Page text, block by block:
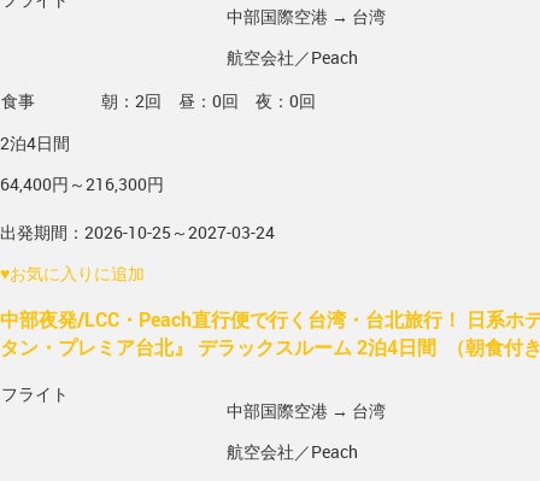
中部国際空港 → 台湾
航空会社／Peach
食事
朝：2回 昼：0回 夜：0回
2泊4日間
64,400円～216,300円
出発期間：2026-10-25～2027-03-24
♥お気に入りに追加
中部夜発/LCC・Peach直行便で行く台湾・台北旅行！ 日系ホ
タン・プレミア台北』 デラックスルーム 2泊4日間 （朝食付
フライト
中部国際空港 → 台湾
航空会社／Peach